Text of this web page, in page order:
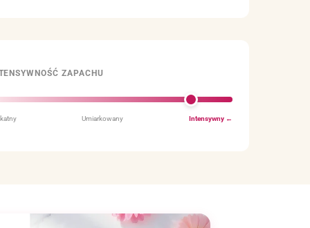
ZAPACHU
Umiarkowany Intensywny ←